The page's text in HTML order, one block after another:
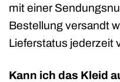
mit einer
Bestellung versandt
Lieferstatus jederzeit
Kann ich das Kleid